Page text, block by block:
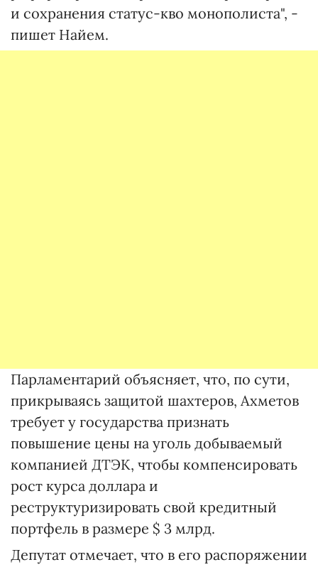
и сохранения статус-кво монополиста", -
пишет Найем.
Парламентарий объясняет, что, по сути,
прикрываясь защитой шахтеров, Ахметов
требует у государства признать
повышение цены на уголь добываемый
компанией ДТЭК, чтобы компенсировать
рост курса доллара и
реструктуризировать свой кредитный
портфель в размере $ 3 млрд.
Депутат отмечает, что в его распоряжении